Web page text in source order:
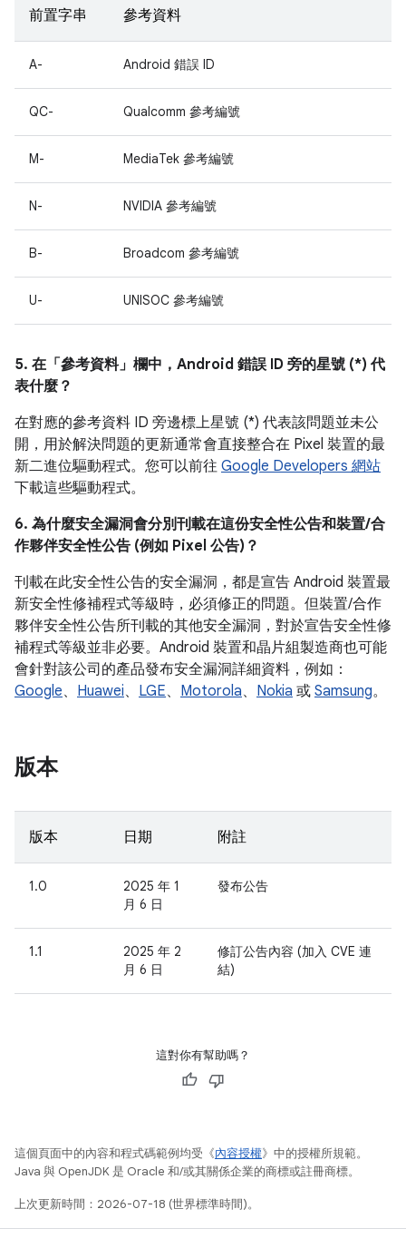
前置字串 參考資料
A- Android 錯誤 ID
QC- Qualcomm 參考編號
M- MediaTek 參考編號
N- NVIDIA 參考編號
B- Broadcom 參考編號
U- UNISOC 參考編號
5. 在「參考資料」 欄中，Android 錯誤 ID 旁的星號 (*) 代
表什麼？
在對應的參考資料 ID 旁邊標上星號 (*) 代表該問題並未公
開，用於解決問題的更新通常會直接整合在 Pixel 裝置的最
新二進位驅動程式。您可以前往 Google Developers 網站
下載這些驅動程式。
6. 為什麼安全漏洞會分別刊載在這份安全性公告和裝置/合
作夥伴安全性公告 (例如 Pixel 公告)？
刊載在此安全性公告的安全漏洞，都是宣告 Android 裝置最
新安全性修補程式等級時，必須修正的問題。但裝置/合作
夥伴安全性公告所刊載的其他安全漏洞，對於宣告安全性修
補程式等級並非必要。Android 裝置和晶片組製造商也可能
會針對該公司的產品發布安全漏洞詳細資料，例如：
Google、 Huawei、 LGE、 Motorola、 Nokia 或 Samsung。
版本
版本 日期 附註
1.0
2025 年 1
月 6 日
發布公告
1.1
2025 年 2
月 6 日
修訂公告內容 (加入 CVE 連
結)
這對你有幫助嗎？
這個頁面中的內容和程式碼範例均受《內容授權》中的授權所規範。
Java 與 OpenJDK 是 Oracle 和/或其關係企業的商標或註冊商標。
上次更新時間：2026-07-18 (世界標準時間)。